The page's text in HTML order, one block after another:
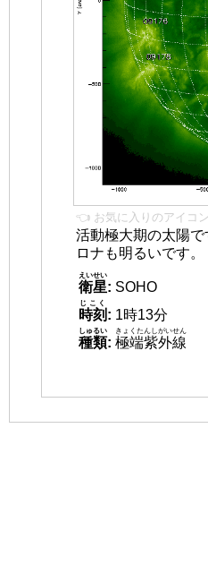
👈 お気に入りのアイコ
活動極大期の太陽
ロナも明るいです。
衛星
えいせい
: SOHO
時刻
じこく
: 1時13分
種類
しゅるい
: 極端紫外線
きょくたんしがいせん